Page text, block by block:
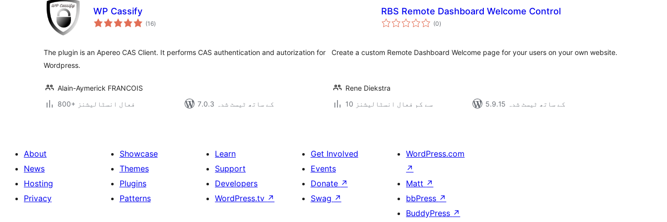
WP Cassify
(16مجموعی
درجہ
)
The plugin is an Apereo CAS Client. It performs CAS authentication and autorization for
Wordpress.
Alain-Aymerick FRANCOIS
800+ فعال انسٹالیشنز
7.0.3 کے ساتھ ٹیسٹ شدہ
RBS Remote Dashboard Welcome Control
(0مجموعی
درجہ
)
Create a custom Remote Dashboard Welcome page for your users on your own website.
Rene Diekstra
10 سے کم فعال انسٹالیشنز
5.9.15 کے ساتھ ٹیسٹ شدہ
About
News
Hosting
Privacy
Showcase
Themes
Plugins
Patterns
Learn
Support
Developers
WordPress.tv ↗
Get Involved
Events
Donate ↗
Swag ↗
WordPress.com
↗
Matt ↗
bbPress ↗
BuddyPress ↗